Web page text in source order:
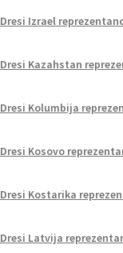
Dresi Izrael
Dresi Kazahstan
Dresi Kolumbija
Dresi Kosovo
Dresi Kostarika
Dresi Latvija